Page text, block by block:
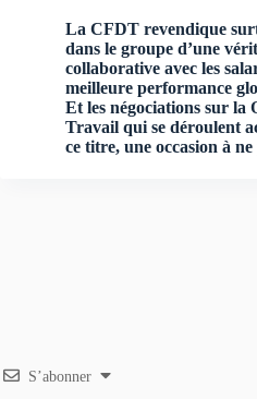
La CFDT revendique
dans le groupe d’une
collaborative avec les
meilleure performance
Et les négociations sur la
Travail qui se déroulent
ce titre, une occasion à
S’abonner